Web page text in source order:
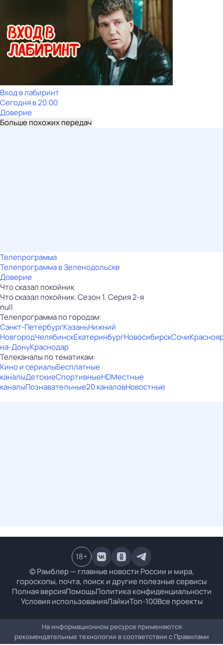
Вход в лабиринт
Сегодня в 20:00
Доверие
Больше похожих передач
Телепрограмма
Телепрограмма в Зеленодольске
Доверие
Что сказал покойник
Что сказал покойник. Сезон 1. Серия 2-я
null
Телепрограмма по городам:
Санкт-ПетербургКазаньНижний
НовгородЧелябинскЕкатеринбургНовосибирскСочи
на-ДонуКраснодар
Телеканалы по тематикам:
Кино и сериалыБесплатные
каналыДетскиеСпортивныеHDМестные
каналыПознавательные20 каналовНовостные
© Рамблер — главные новости России и мира,
гороскопы, почта, поиск и другие полезные сервисы
Полная версияПомощьПолитика конфиденциальности
Условия использованияЛайкиТоп-100Все проекты
18+
На информационном ресурсе применяются
рекомендательные технологии в соответствии с Правилами